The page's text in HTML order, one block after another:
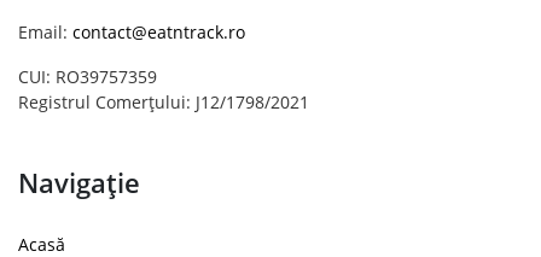
Email: contact@eatntrack.ro
CUI: RO39757359
Registrul Comerțului: J12/1798/2021
Navigație
Acasă